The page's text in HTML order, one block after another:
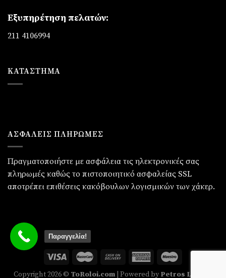
Εξυπηρέτηση πελατών:
211 4106994
ΚΑΤΆΣΤΗΜΑ
ΑΣΦΑΛΕΙΣ ΠΛΗΡΩΜΕΣ
Πραγματοποιήστε με ασφάλεια τις ηλεκτρονικές σας
πληρωμές καθώς το πιστοποιητικό ασφαλείας SSL
αποτρέπει επιθέσεις κακόβουλων λογισμικών των χάκερ.
Copyright 2026 © ToRoloi.com| Powered byPetros Loukas
Παραγγελία!